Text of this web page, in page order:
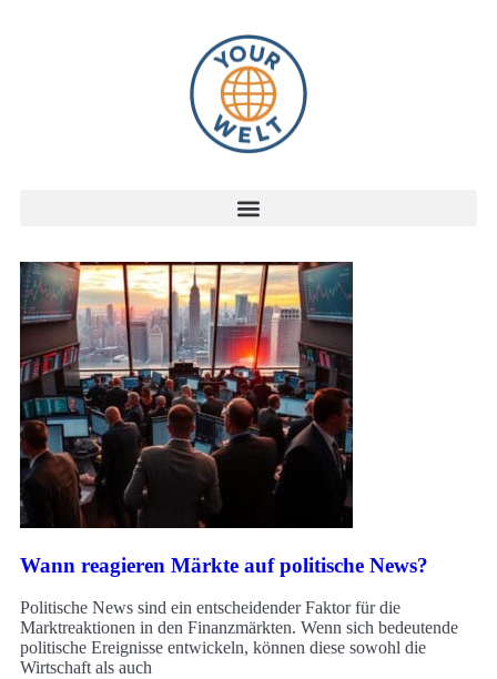
Wann reagieren Märkte auf politische News?
Politische News sind ein entscheidender Faktor für die
Marktreaktionen in den Finanzmärkten. Wenn sich bedeutende
politische Ereignisse entwickeln, können diese sowohl die
Wirtschaft als auch